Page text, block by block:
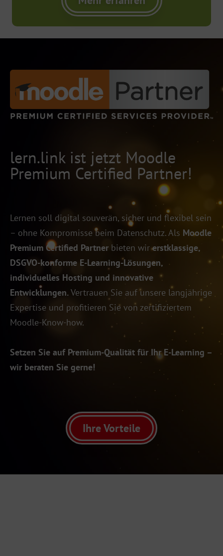
lern.link ist jetzt Moodle
Premium Certified Partner!
Lernen soll digital souverän, sicher und flexibel sein
– ohne Kompromisse beim Datenschutz. Als Moodle
Premium Certified Partner bieten wirerstklassige,
DSGVO-konforme E-Learning-Lösungen,
individuelles Hosting und innovative
Entwicklungen.Vertrauen Sie auf unsere langjährige
Expertise und profitieren Sie von zertifiziertem
Moodle-Know-how.
Setzen Sie auf Premium-Qualität für Ihr E-Learning –
wir beraten Sie gerne!
Ihre Vorteile